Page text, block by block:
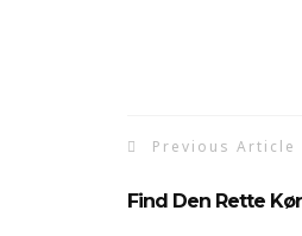
Previous Article
Find Den Rette